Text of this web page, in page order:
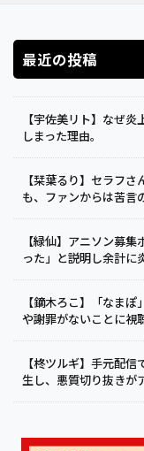
最近の投稿
【宇佐美リト】なぜ
しまった理由。
【栞葉るり】セラフ
も、ファンからは苦言
【緑仙】アニソン募
った」と説明し余計に
【鏑木ろこ】「なま
や謝罪がないことに視
【柊ツルギ】手元配
生し、悪質切り抜きが